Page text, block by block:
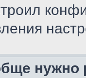
нужно